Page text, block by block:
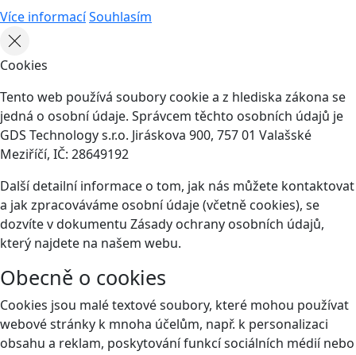
Více informacíSouhlasím
Cookies
Tento web používá soubory cookie a z hlediska zákona se
jedná o osobní údaje. Správcem těchto osobních údajů je
GDS Technology s.r.o. Jiráskova 900, 757 01 Valašské
Meziříčí, IČ: 28649192
Další detailní informace o tom, jak nás můžete kontaktovat
a jak zpracováváme osobní údaje (včetně cookies), se
dozvíte v dokumentu Zásady ochrany osobních údajů,
který najdete na našem webu.
Obecně o cookies
Cookies jsou malé textové soubory, které mohou používat
webové stránky k mnoha účelům, např. k personalizaci
obsahu a reklam, poskytování funkcí sociálních médií nebo